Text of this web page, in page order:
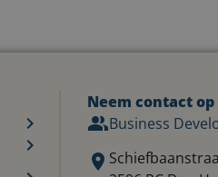
Neem contact op
Business